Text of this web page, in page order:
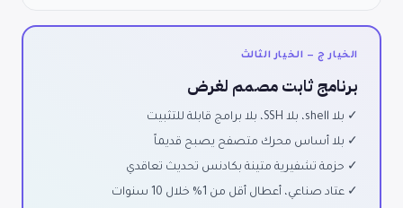
الخيار ج — الخيار الثالث
برنامج ثابت مصمم لغرض
✓ بلا shell، بلا SSH، بلا برامج قابلة للتثبيت
✓ بلا أساس محرك متصفح يصبح قديماً
✓ حزمة تشفيرية متينة بكادنس تحديث تعاقدي
✓ عتاد صناعي، أعطال أقل من 1% خلال 10 سنوات